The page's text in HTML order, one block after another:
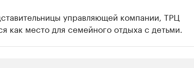
управляющей компании, ТРЦ
как место для семейного отдыха с детьми.